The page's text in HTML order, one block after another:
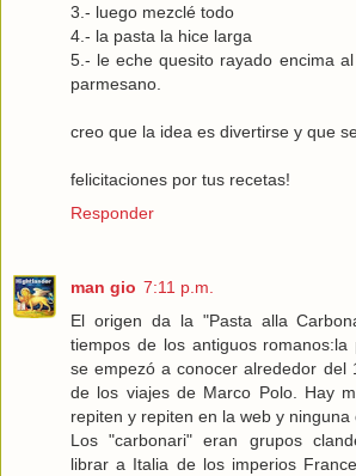
3.- luego mezclé todo
4.- la pasta la hice larga
5.- le eche quesito rayado encima
parmesano.
creo que la idea es divertirse y que
felicitaciones por tus recetas!
Responder
man gio 7:11 p.m.
El origen da la "Pasta alla
tiempos de los antiguos romanos:la
se empezó a conocer alrededor del
de los viajes de Marco Polo. Hay
repiten y repiten en la web y ninguna
Los "carbonari" eran grupos
librar a Italia de los imperios